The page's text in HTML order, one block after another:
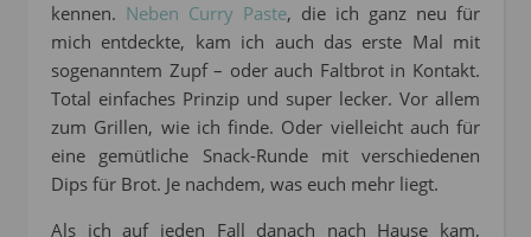
kennen. Neben Curry Paste, die ich ganz neu für
mich entdeckte, kam ich auch das erste Mal mit
sogenanntem Zupf – oder auch Faltbrot in Kontakt.
Total einfaches Prinzip und super lecker. Vor allem
zum Grillen, wie ich finde. Oder vielleicht auch für
eine gemütliche Snack-Runde mit verschiedenen
Dips für Brot. Je nachdem, was euch mehr liegt.
Als ich auf jeden Fall danach nach Hause kam,